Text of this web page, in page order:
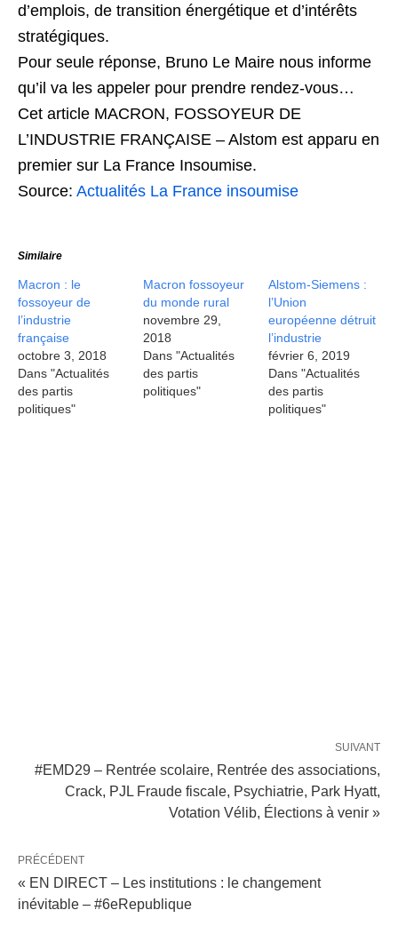
d’emplois, de transition énergétique et d’intérêts
stratégiques.
Pour seule réponse, Bruno Le Maire nous informe
qu’il va les appeler pour prendre rendez-vous…
Cet article MACRON, FOSSOYEUR DE
L’INDUSTRIE FRANÇAISE – Alstom est apparu en
premier sur La France Insoumise.
Source: Actualités La France insoumise
Similaire
Macron : le
fossoyeur de
l’industrie
française
octobre 3, 2018
Dans "Actualités
des partis
politiques"
Macron fossoyeur
du monde rural
novembre 29,
2018
Dans "Actualités
des partis
politiques"
Alstom-Siemens :
l’Union
européenne détruit
l’industrie
février 6, 2019
Dans "Actualités
des partis
politiques"
SUIVANT
#EMD29 – Rentrée scolaire, Rentrée des associations,
Crack, PJL Fraude fiscale, Psychiatrie, Park Hyatt,
Votation Vélib, Élections à venir »
PRÉCÉDENT
« EN DIRECT – Les institutions : le changement
inévitable – #6eRepublique